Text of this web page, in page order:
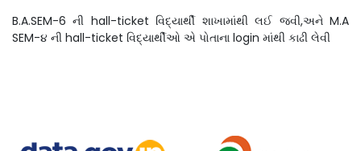
B.A.SEM-6 ની hall-ticket વિદ્યાર્થી શાખામાંથી લઈ જવી,અને M.A
SEM-૪ ની hall-ticket વિદ્યાર્થીઓ એ પોતાના login માંથી કાઢી લેવી